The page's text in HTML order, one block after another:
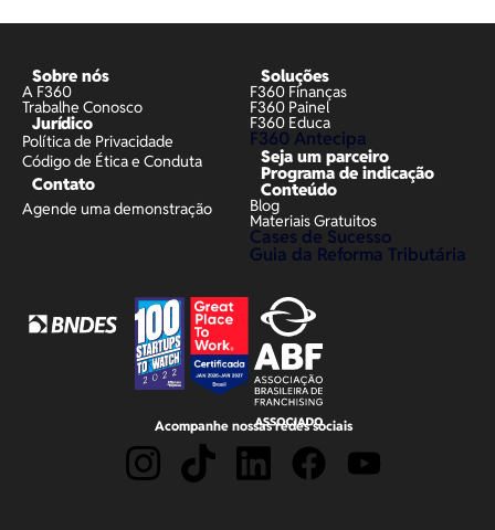
Sobre nós
A F360
Trabalhe Conosco
Jurídico
Política de Privacidade
Código de Ética e Conduta
Contato
Agende uma demonstração
Soluções
F360 Finanças
F360 Painel
F360 Educa
F360 Antecipa
Seja um parceiro
Programa de indicação
Conteúdo
Blog
Materiais Gratuitos
Cases de Sucesso
Guia da Reforma Tributária
Acompanhe nossas redes sociais